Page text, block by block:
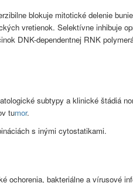
blokuje mitotické delenie
vretienok. Selektívne inhibuje
DNK-dependentnej RNK
subtypy a klinické štádiá
tumor.
s inými cytostatikami.
ochorenia, bakteriálne a vírusové